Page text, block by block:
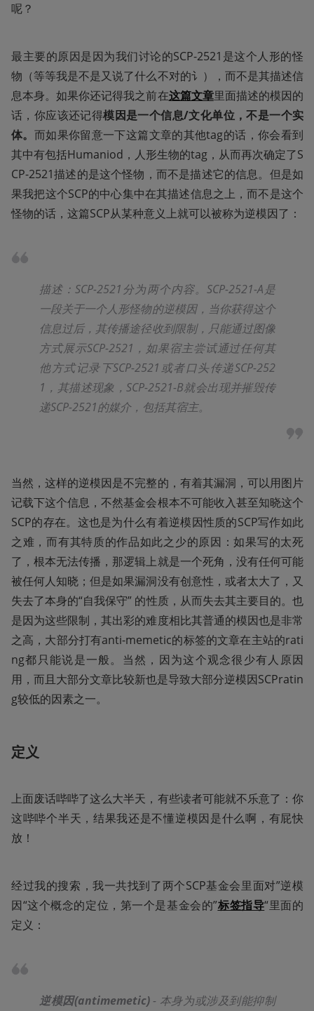
呢？
最主要的原因是因为我们讨论的SCP-2521是这个人形的怪
物（等等我是不是又说了什么不对的讠），而不是其描述信
息本身。如果你还记得我之前在这篇文章里面描述的模因的
话，你应该还记得模因是一个信息/文化单位，不是一个实
体。 而如果你留意一下这篇文章的其他tag的话，你会看到
其中有包括Humaniod，人形生物的tag，从而再次确定了S
CP-2521描述的是这个怪物，而不是描述它的信息。但是如
果我把这个SCP的中心集中在其描述信息之上，而不是这个
怪物的话，这篇SCP从某种意义上就可以被称为逆模因了：
描述：SCP-2521分为两个内容。SCP-2521-A是
一段关于一个人形怪物的逆模因，当你获得这个
信息过后，其传播途径收到限制，只能通过图像
方式展示SCP-2521，如果宿主尝试通过任何其
他方式记录下SCP-2521或者口头传递SCP-252
1，其描述现象，SCP-2521-B就会出现并摧毁传
递SCP-2521的媒介，包括其宿主。
当然，这样的逆模因是不完整的，有着其漏洞，可以用图片
记载下这个信息，不然基金会根本不可能收入甚至知晓这个
SCP的存在。这也是为什么有着逆模因性质的SCP写作如此
之难，而有其特质的作品如此之少的原因：如果写的太死
了，根本无法传播，那逻辑上就是一个死角，没有任何可能
被任何人知晓；但是如果漏洞没有创意性，或者太大了，又
失去了本身的“自我保守” 的性质，从而失去其主要目的。也
是因为这些限制，其出彩的难度相比其普通的模因也是非常
之高，大部分打有anti-memetic的标签的文章在主站的rati
ng都只能说是一般。当然，因为这个观念很少有人原因
用，而且大部分文章比较新也是导致大部分逆模因SCPratin
g较低的因素之一。
定义
上面废话哔哔了这么大半天，有些读者可能就不乐意了：你
这哔哔个半天，结果我还是不懂逆模因是什么啊，有屁快
放！
经过我的搜索，我一共找到了两个SCP基金会里面对”逆模
因“这个概念的定位，第一个是基金会的”标签指导“里面的
定义：
逆模因(antimemetic) - 本身为或涉及到能抑制